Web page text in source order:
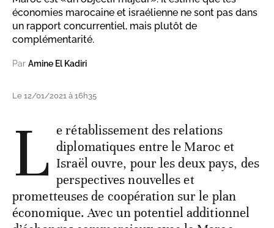
économies marocaine et israélienne ne sont pas dans
un rapport concurrentiel, mais plutôt de
complémentarité.
Par Amine El Kadiri
Le 12/01/2021 à 16h35
L e rétablissement des relations
diplomatiques entre le Maroc et
Israël ouvre, pour les deux pays, des
perspectives nouvelles et
prometteuses de coopération sur le plan
économique. Avec un potentiel additionnel